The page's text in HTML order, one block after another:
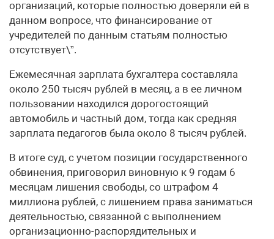
организаций, которые полностью доверяли ей в
данном вопросе, что финансирование от
учредителей по данным статьям полностью
отсутствует\”.
Ежемесячная зарплата бухгалтера составляла
около 250 тысяч рублей в месяц, а в ее личном
пользовании находился дорогостоящий
автомобиль и частный дом, тогда как средняя
зарплата педагогов была около 8 тысяч рублей.
В итоге суд, с учетом позиции государственного
обвинения, приговорил виновную к 9 годам 6
месяцам лишения свободы, со штрафом 4
миллиона рублей, с лишением права заниматься
деятельностью, связанной с выполнением
организационно-распорядительных и